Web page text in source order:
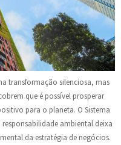
transformação silenciosa, mas
que é possível prosperar
para o planeta. O Sistema
ambiental deixa
da estratégia de negócios.